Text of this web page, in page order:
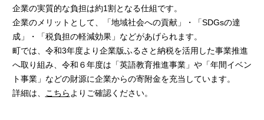
企業の実質的な負担は約1割となる仕組です。
企業のメリットとして、「地域社会への貢献」・「SDGsの達
成」・「税負担の軽減効果」などがあげられます。
町では、令和3年度より企業版ふるさと納税を活用した事業推進
へ取り組み、令和６年度は「英語教育推進事業」や「年間イベン
ト事業」などの財源に企業からの寄附金を充当しています。
詳細は、
こちら よりご確認ください。